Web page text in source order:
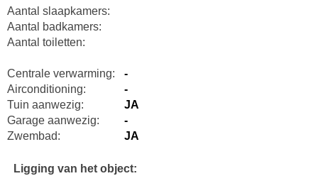
Aantal slaapkamers:
Aantal badkamers:
Aantal toiletten:
Centrale verwarming:
-
Airconditioning:
-
Tuin aanwezig:
JA
Garage aanwezig:
-
Zwembad:
JA
Ligging van het object: